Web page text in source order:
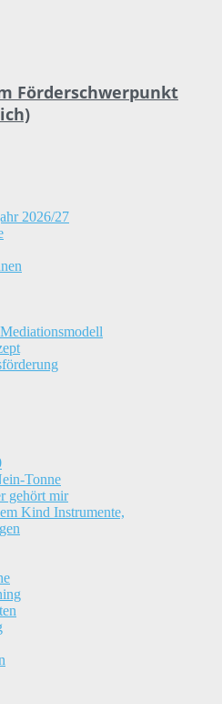
Förderschwerpunkt
2026/27
Tonne
gehört mir
Kind Instrumente,